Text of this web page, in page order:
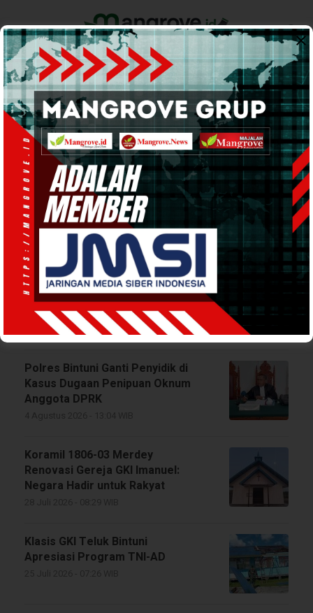
Home Pemerintahan Ekonomi & Bisnis Info Tanah Papua
Support by
Teluk Bintuni
Bangkitkan Ekonomi Warga
Babo, Bupati Anisto Perintahkan
Penutupan Mess BP Tangguh
7 Agustus 2026 - 08:07 WIB
Polres Bintuni Ganti Penyidik di
Kasus Dugaan Penipuan Oknum
Anggota DPRK
Koramil 1806-03 Merdey
Renovasi Gereja GKI Imanuel:
Negara Hadir untuk Rakyat
Klasis GKI Teluk Bintuni
Apresiasi Program TNI-AD